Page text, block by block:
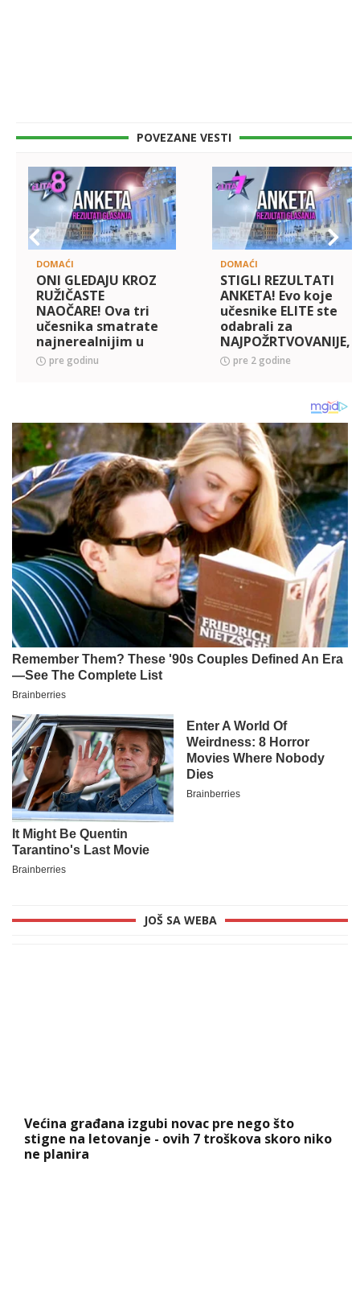
POVEZANE VESTI
DOMAĆI
ONI GLEDAJU KROZ
RUŽIČASTE
NAOČARE! Ova tri
učesnika smatrate
najnerealnijim u
ljubavnim i
partnerskim
pre godinu
DOMAĆI
STIGLI REZULTATI
ANKETA! Evo koje
učesnike ELITE ste
odabrali za
NAJPOŽRTVOVANIJE,
a koje za
NAJSITNIČAVIJE!
pre 2 godine
JOŠ SA WEBA
Većina građana izgubi novac pre nego što
stigne na letovanje - ovih 7 troškova skoro niko
ne planira